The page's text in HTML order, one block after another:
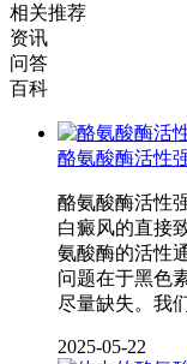
相关推荐
资讯
问答
百科
酪氨酸酶活性
酪氨酸酶活性
白癜风的直接
氨酸酶的活性
问题在于黑色
尽量缺失。我
2025-05-22